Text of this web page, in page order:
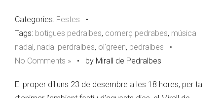
Categories: Festes •
Tags: botigues pedralbes, comerç pedrabes, música
nadal, nadal perdralbes, ol'green, pedralbes •
No Comments » • by Mirall de Pedralbes
El proper dilluns 23 de desembre a les 18 hores, per tal